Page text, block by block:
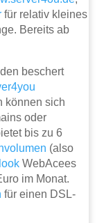
für relativ kleines
Bereits ab
beschert
können sich
oder
bis zu 6
(also
WebAcees
im Monat.
für einen DSL-